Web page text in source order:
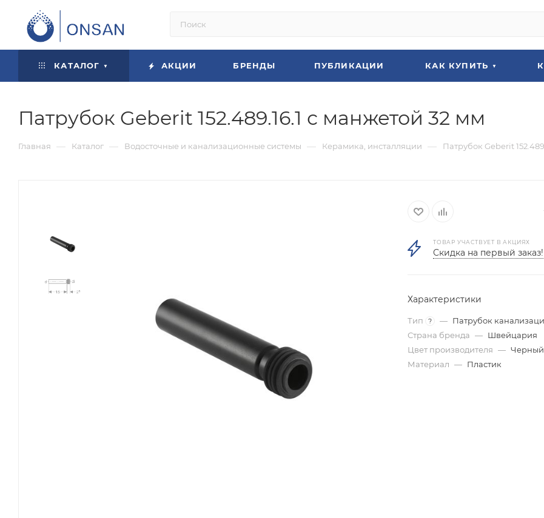
КАТАЛОГ АКЦИИ БРЕНДЫ ПУБЛИКАЦИИ КАК КУПИТЬ
Патрубок Geberit 152.489.16.1 с манжетой 32 мм
Главная — Каталог — Водосточные и канализационные системы — Керамика, инсталляции — Патрубок Geberit
ТОВАР УЧАСТВУЕТ В АКЦИЯХ
Скидка на первый заказ!
Характеристики
Тип ? — Патрубок
Страна бренда — Швейцария
Цвет производителя — Черный
Материал — Пластик